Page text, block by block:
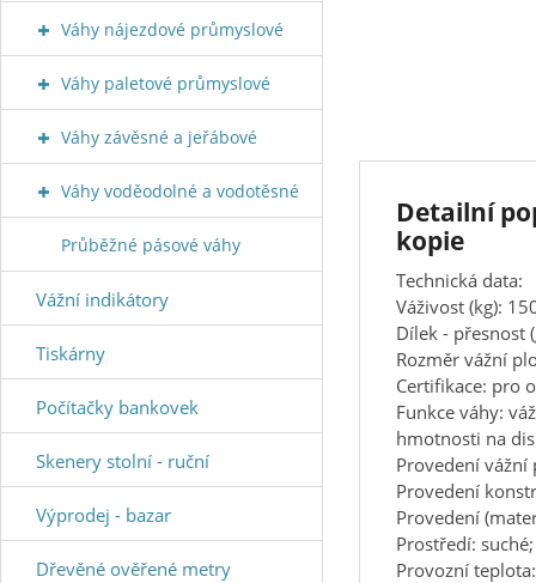
Detailní
kopie
Technická data:
Váživost (kg):
Dílek - přesnost
Rozměr vážní
Certifikace: pro
Funkce váhy:
hmotnosti na
Provedení vážní
Provedení
Provedení
Prostředí:
Provozní teplota:
Váhy nájezdové průmyslové
Váhy paletové průmyslové
Váhy závěsné a jeřábové
Váhy voděodolné a vodotěsné
Průběžné pásové váhy
Vážní indikátory
Tiskárny
Počítačky bankovek
Skenery stolní - ruční
Výprodej - bazar
Dřevěné ověřené metry